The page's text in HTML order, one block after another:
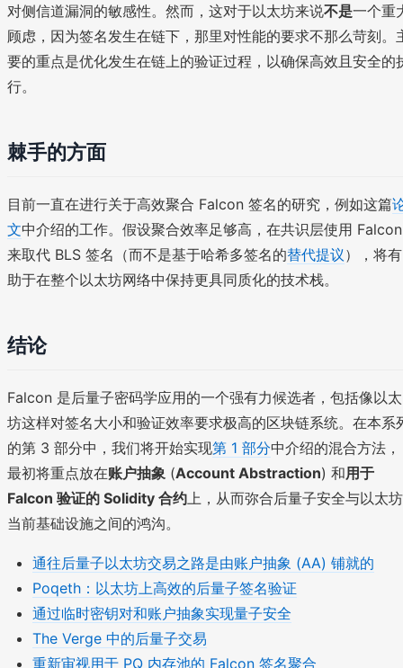
对侧信道漏洞的敏感性。然而，这对于以太坊来说不是一个重
顾虑，因为签名发生在链下，那里对性能的要求不那么苛刻。
要的重点是优化发生在链上的验证过程，以确保高效且安全的
行。
棘手的方面
目前一直在进行关于高效聚合 Falcon 签名的研究，例如这篇
文中介绍的工作。假设聚合效率足够高，在共识层使用 Falcon
来取代 BLS 签名（而不是基于哈希多签名的替代提议），将有
助于在整个以太坊网络中保持更具同质化的技术栈。
结论
Falcon 是后量子密码学应用的一个强有力候选者，包括像以太
坊这样对签名大小和验证效率要求极高的区块链系统。在本系
的第 3 部分中，我们将开始实现第 1 部分中介绍的混合方法，
最初将重点放在账户抽象 (Account Abstraction) 和用于
Falcon 验证的 Solidity 合约 上，从而弥合后量子安全与以太坊
当前基础设施之间的鸿沟。
通往后量子以太坊交易之路是由账户抽象 (AA) 铺就的
Poqeth：以太坊上高效的后量子签名验证
通过临时密钥对和账户抽象实现量子安全
The Verge 中的后量子交易
重新审视用于 PQ 内存池的 Falcon 签名聚合